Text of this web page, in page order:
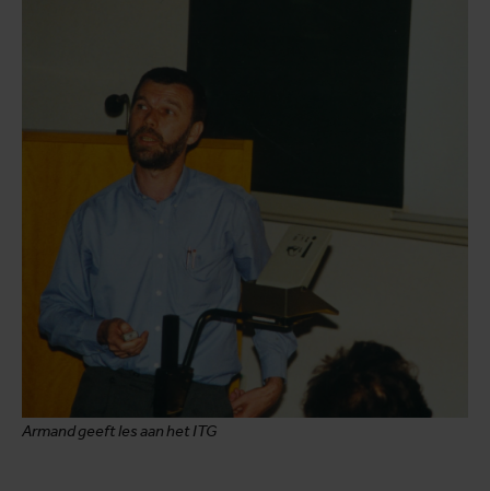
Armand geeft les aan het ITG